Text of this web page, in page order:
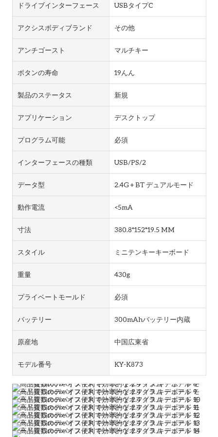
ドライブインターフェース USBタイプC
アクシスボディブランド その他
アンチゴースト マルチキー
ボタンの寿命 19んん
製品のステータス 新規
アプリケーション デスクトップ
プログラム可能 必須
インターフェースの種類 USB/PS/2
データ型 2.4G + BT デュアルモード
動作電流 <5mA
寸法 380.8*152*19.5 MM
スタイル ミニテンキーキーボード
重量 430g
プライベートモールド 必須
バッテリー 300mAhバッテリー内蔵
原産地 中国広東省
モデル番号 KY-K873